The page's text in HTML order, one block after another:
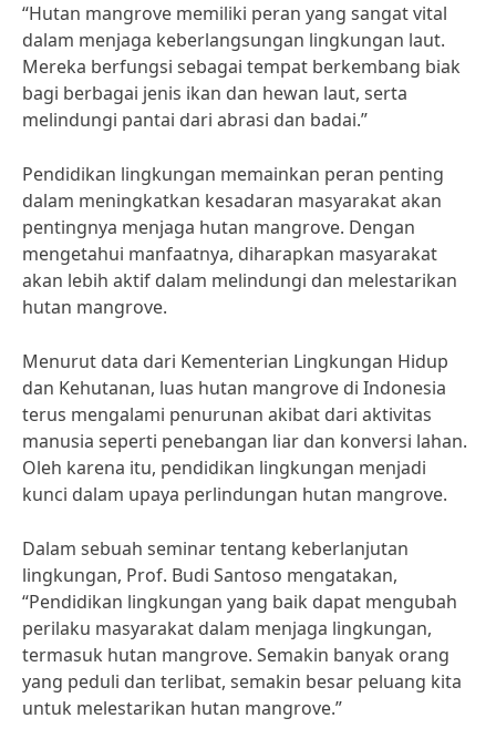
“Hutan mangrove memiliki peran yang sangat vital
dalam menjaga keberlangsungan lingkungan laut.
Mereka berfungsi sebagai tempat berkembang biak
bagi berbagai jenis ikan dan hewan laut, serta
melindungi pantai dari abrasi dan badai.”
Pendidikan lingkungan memainkan peran penting
dalam meningkatkan kesadaran masyarakat akan
pentingnya menjaga hutan mangrove. Dengan
mengetahui manfaatnya, diharapkan masyarakat
akan lebih aktif dalam melindungi dan melestarikan
hutan mangrove.
Menurut data dari Kementerian Lingkungan Hidup
dan Kehutanan, luas hutan mangrove di Indonesia
terus mengalami penurunan akibat dari aktivitas
manusia seperti penebangan liar dan konversi lahan.
Oleh karena itu, pendidikan lingkungan menjadi
kunci dalam upaya perlindungan hutan mangrove.
Dalam sebuah seminar tentang keberlanjutan
lingkungan, Prof. Budi Santoso mengatakan,
“Pendidikan lingkungan yang baik dapat mengubah
perilaku masyarakat dalam menjaga lingkungan,
termasuk hutan mangrove. Semakin banyak orang
yang peduli dan terlibat, semakin besar peluang kita
untuk melestarikan hutan mangrove.”